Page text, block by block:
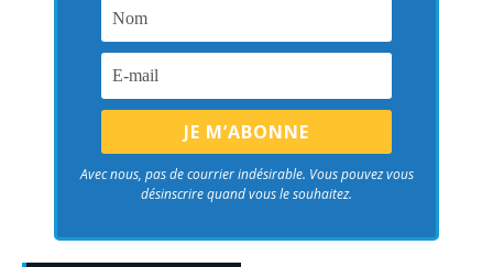
Avec nous, pas de courrier indésirable. Vous pouvez vous
désinscrire quand vous le souhaitez.